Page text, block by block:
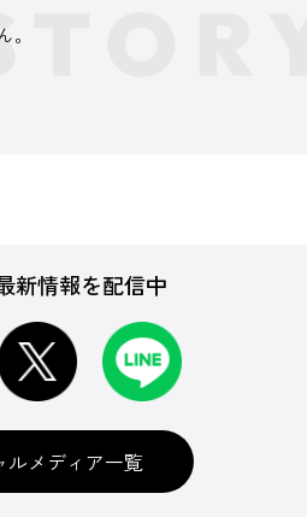
新情報を配信中
ルメディア一覧